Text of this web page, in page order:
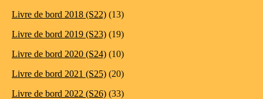
Livre de bord 2018 (S22) (13)
Livre de bord 2019 (S23) (19)
Livre de bord 2020 (S24) (10)
Livre de bord 2021 (S25) (20)
Livre de bord 2022 (S26) (33)